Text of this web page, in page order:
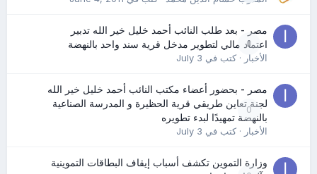
0
مصر - بعد طلب النائب أحمد خليل خير الله تدبير
اعتماد مالي لتطوير مدخل قرية سند واحد بالنهضة
الأخبار· كتب في July 3
0
مصر - بحضور أعضاء مكتب النائب أحمد خليل خير الله
لجنة تعاين طريقي قرية الحظيرة و المدرسة الصناعية
بالنهضة تمهيدًا لبدء تطويره
الأخبار· كتب في July 3
وزارة التموين تكشف أسباب إيقاف البطاقات التموينية